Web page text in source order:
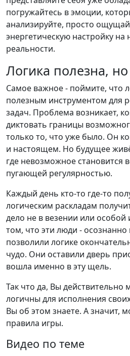
погружайтесь в эмоции,
анализируйте, просто
энергетическую настройку
реальности.
Логика полезна,
Самое важное - поймите, что
полезным инструментом для
задач. Проблема возникает,
диктовать границы
только то, что уже было. Он
и настоящем. Но будущее
где невозможное становится
пугающей регулярностью.
Каждый день кто-то где-то
логическим раскладам
дело не в везении или особой
том, что эти люди -
позволили логике
чудо. Они оставили дверь
вошла именно в эту щель.
Так что да, Вы действительно
логичны для исполнения
Вы об этом знаете. А значит,
правила игры.
Видео по теме